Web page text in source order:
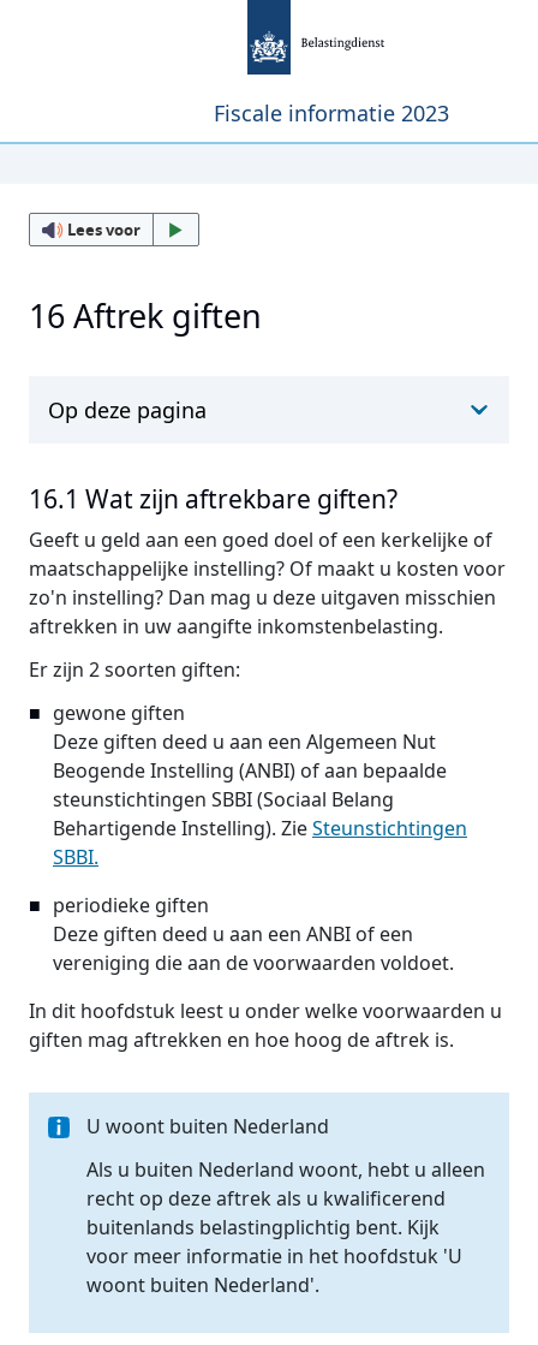
Fiscale informatie 2023
Lees voor
16 Aftrek giften
Op deze pagina
16.1 Wat zijn aftrekbare giften?
Geeft u geld aan een goed doel of een kerkelijke of
maatschappelijke instelling? Of maakt u kosten voor
zo'n instelling? Dan mag u deze uitgaven misschien
aftrekken in uw aangifte inkomstenbelasting.
Er zijn 2 soorten giften:
gewone giften
Deze giften deed u aan een Algemeen Nut
Beogende Instelling (ANBI) of aan bepaalde
steunstichtingen SBBI (Sociaal Belang
Behartigende Instelling). ZieSteunstichtingen
SBBI.
periodieke giften
Deze giften deed u aan een ANBI of een
vereniging die aan de voorwaarden voldoet.
In dit hoofdstuk leest u onder welke voorwaarden u
giften mag aftrekken en hoe hoog de aftrek is.
U woont buiten Nederland
Als u buiten Nederland woont, hebt u alleen
recht op deze aftrek als u kwalificerend
buitenlands belastingplichtig bent. Kijk
voor meer informatie in het hoofdstuk 'U
woont buiten Nederland'.